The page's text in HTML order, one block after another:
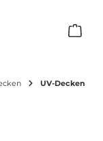
UV-Decken